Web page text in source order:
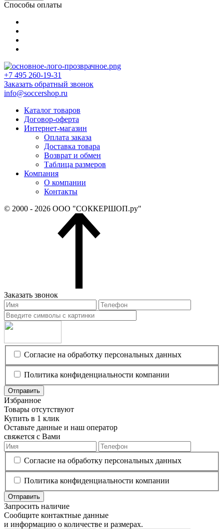
Способы оплаты
+7 495 260-19-31
Заказать обратный звонок
info@soccershop.ru
Каталог товаров
Договор-оферта
Интернет-магазин
Оплата заказа
Доставка товара
Возврат и обмен
Таблица размеров
Компания
О компании
Контакты
© 2000 - 2026 ООО "СОККЕРШОП.ру"
Заказать звонок
Согласие на обработку персональных данных
Политика конфиденциальности компании
Отправить
Избранное
Товары отсутствуют
Купить в 1 клик
Оставьте данные и наш оператор
свяжется с Вами
Согласие на обработку персональных данных
Политика конфиденциальности компании
Отправить
Запросить наличие
Сообщите контактные данные
и информацию о количестве и размерах.